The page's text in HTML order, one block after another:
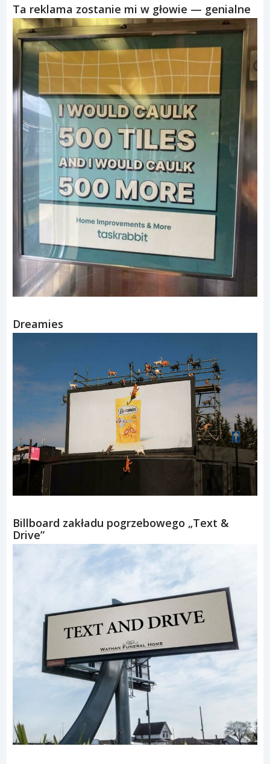
Ta reklama zostanie mi w głowie — genialne
Dreamies
Billboard zakładu pogrzebowego „Text &
Drive”